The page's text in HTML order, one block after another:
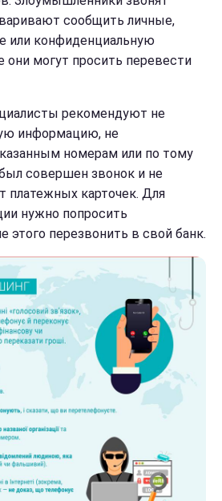
сообщить личные,
или конфиденциальную
могут просить перевести
рекомендуют не
информацию, не
номерам или по тому
совершен звонок и не
платежных карточек. Для
нужно попросить
этого перезвонить в свой банк.